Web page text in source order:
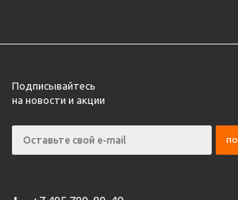
Подписывайтесь
на новости и акции